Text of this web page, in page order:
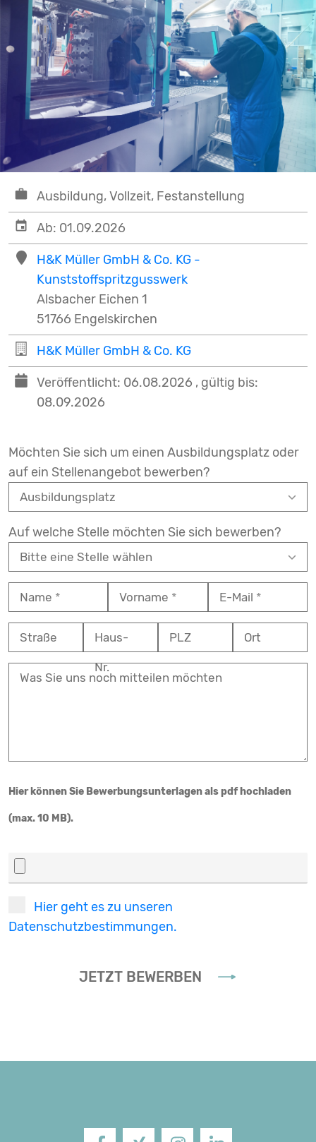
Ausbildung, Vollzeit, Festanstellung
Ab: 01.09.2026
H&K Müller GmbH & Co. KG -
Kunststoffspritzgusswerk
Alsbacher Eichen 1
51766 Engelskirchen
H&K Müller GmbH & Co. KG
Veröffentlicht: 06.08.2026 , gültig bis:
08.09.2026
Möchten Sie sich um einen Ausbildungsplatz oder
auf ein Stellenangebot bewerben?
Auf welche Stelle möchten Sie sich bewerben?
Name Vorname E-Mail
Straße Haus-
Nr.
PLZ Ort
Was Sie uns noch mitteilen möchten
Hier können Sie Bewerbungsunterlagen als pdf hochladen
(max. 10 MB).
Hier geht es zu unseren
Datenschutzbestimmungen.
JETZT BEWERBEN